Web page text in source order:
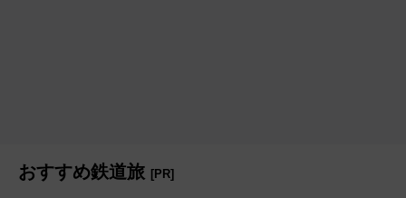
おすすめ鉄道旅 [PR]